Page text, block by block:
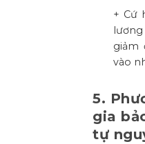
+ Cứ
giảm
vào
5.
gia
tự